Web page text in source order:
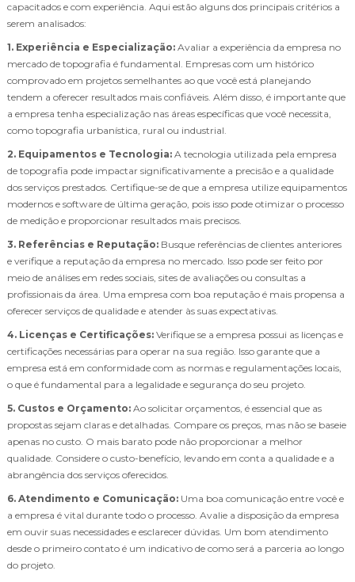
capacitados e com experiência. Aqui estão alguns dos principais critérios a
serem analisados:
1. Experiência e Especialização: Avaliar a experiência da empresa no
mercado de topografia é fundamental. Empresas com um histórico
comprovado em projetos semelhantes ao que você está planejando
tendem a oferecer resultados mais confiáveis. Além disso, é importante que
a empresa tenha especialização nas áreas específicas que você necessita,
como topografia urbanística, rural ou industrial.
2. Equipamentos e Tecnologia: A tecnologia utilizada pela empresa
de topografia pode impactar significativamente a precisão e a qualidade
dos serviços prestados. Certifique-se de que a empresa utilize equipamentos
modernos e software de última geração, pois isso pode otimizar o processo
de medição e proporcionar resultados mais precisos.
3. Referências e Reputação: Busque referências de clientes anteriores
e verifique a reputação da empresa no mercado. Isso pode ser feito por
meio de análises em redes sociais, sites de avaliações ou consultas a
profissionais da área. Uma empresa com boa reputação é mais propensa a
oferecer serviços de qualidade e atender às suas expectativas.
4. Licenças e Certificações: Verifique se a empresa possui as licenças e
certificações necessárias para operar na sua região. Isso garante que a
empresa está em conformidade com as normas e regulamentações locais,
o que é fundamental para a legalidade e segurança do seu projeto.
5. Custos e Orçamento: Ao solicitar orçamentos, é essencial que as
propostas sejam claras e detalhadas. Compare os preços, mas não se baseie
apenas no custo. O mais barato pode não proporcionar a melhor
qualidade. Considere o custo-benefício, levando em conta a qualidade e a
abrangência dos serviços oferecidos.
6. Atendimento e Comunicação: Uma boa comunicação entre você e
a empresa é vital durante todo o processo. Avalie a disposição da empresa
em ouvir suas necessidades e esclarecer dúvidas. Um bom atendimento
desde o primeiro contato é um indicativo de como será a parceria ao longo
do projeto.